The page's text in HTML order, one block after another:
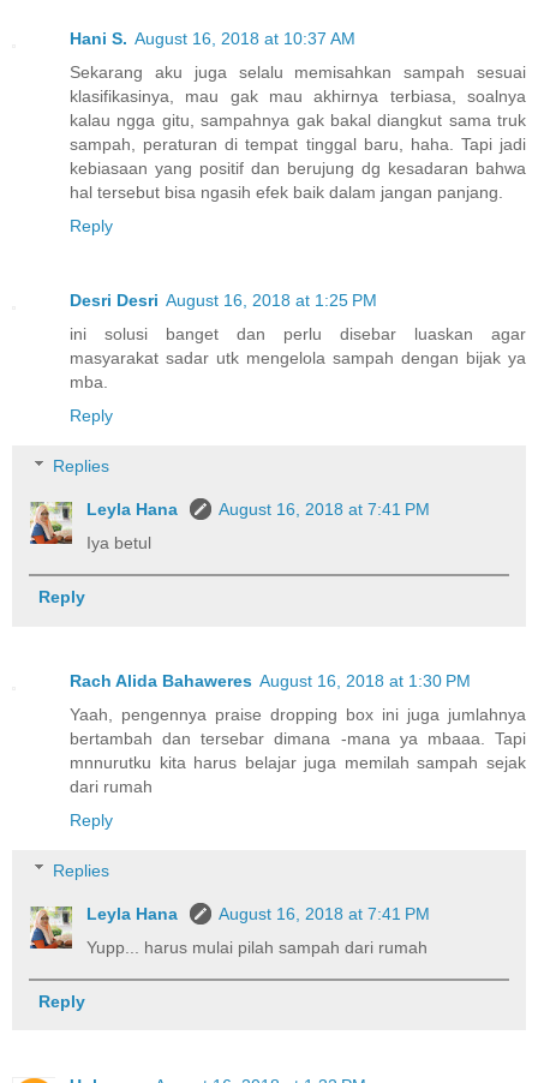
Hani S. August 16, 2018 at 10:37 AM
Sekarang aku juga selalu memisahkan sampah sesuai
klasifikasinya, mau gak mau akhirnya terbiasa, soalnya
kalau ngga gitu, sampahnya gak bakal diangkut sama truk
sampah, peraturan di tempat tinggal baru, haha. Tapi jadi
kebiasaan yang positif dan berujung dg kesadaran bahwa
hal tersebut bisa ngasih efek baik dalam jangan panjang.
Reply
Desri Desri August 16, 2018 at 1:25 PM
ini solusi banget dan perlu disebar luaskan agar
masyarakat sadar utk mengelola sampah dengan bijak ya
mba.
Reply
Replies
Leyla Hana
August 16, 2018 at 7:41 PM
Iya betul
Reply
Rach Alida Bahaweres August 16, 2018 at 1:30 PM
Yaah, pengennya praise dropping box ini juga jumlahnya
bertambah dan tersebar dimana -mana ya mbaaa. Tapi
mnnurutku kita harus belajar juga memilah sampah sejak
dari rumah
Reply
Replies
Leyla Hana
August 16, 2018 at 7:41 PM
Yupp... harus mulai pilah sampah dari rumah
Reply